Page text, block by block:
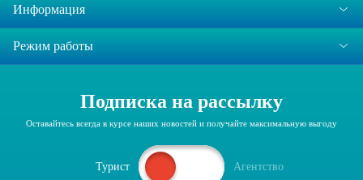
Информация
Режим работы
Подписка на рассылку
Оставайтесь всегда в курсе наших новостей и получайте максимальную выгоду
Турист Агентство